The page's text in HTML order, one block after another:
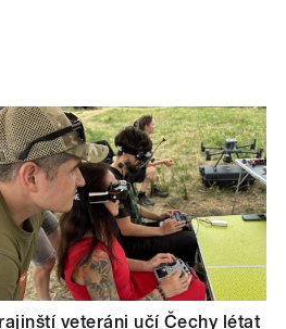
veteráni učí Čechy létat